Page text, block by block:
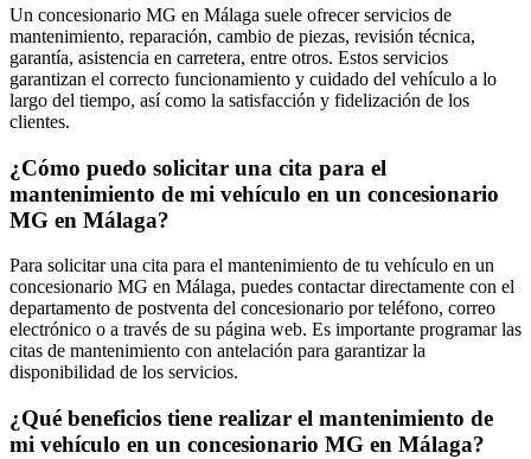
Un concesionario MG en Málaga suele ofrecer servicios de
mantenimiento, reparación, cambio de piezas, revisión técnica,
garantía, asistencia en carretera, entre otros. Estos servicios
garantizan el correcto funcionamiento y cuidado del vehículo a lo
largo del tiempo, así como la satisfacción y fidelización de los
clientes.
¿Cómo puedo solicitar una cita para el
mantenimiento de mi vehículo en un concesionario
MG en Málaga?
Para solicitar una cita para el mantenimiento de tu vehículo en un
concesionario MG en Málaga, puedes contactar directamente con el
departamento de postventa del concesionario por teléfono, correo
electrónico o a través de su página web. Es importante programar las
citas de mantenimiento con antelación para garantizar la
disponibilidad de los servicios.
¿Qué beneficios tiene realizar el mantenimiento de
mi vehículo en un concesionario MG en Málaga?